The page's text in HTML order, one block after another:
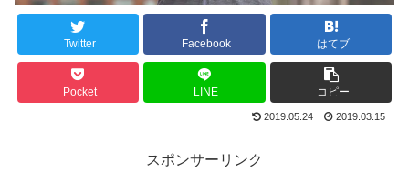
Twitter Facebook はてブ
Pocket LINE コピー
2019.05.24 2019.03.15
スポンサーリンク